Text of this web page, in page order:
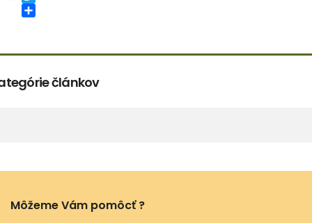
článkov
Môžeme Vám pomôcť ?